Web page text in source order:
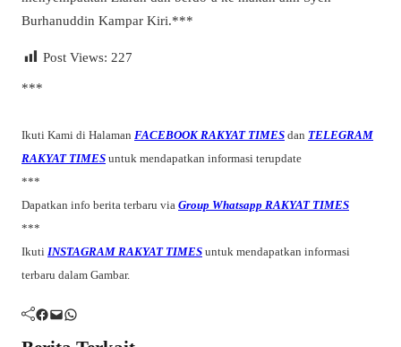
Burhanuddin Kampar Kiri.***
Post Views: 227
***
Ikuti Kami di Halaman FACEBOOK RAKYAT TIMES dan TELEGRAM
RAKYAT TIMES untuk mendapatkan informasi terupdate
***
Dapatkan info berita terbaru via Group Whatsapp RAKYAT TIMES
***
Ikuti INSTAGRAM RAKYAT TIMES untuk mendapatkan informasi
terbaru dalam Gambar.
Facebook Mail WhatsApp